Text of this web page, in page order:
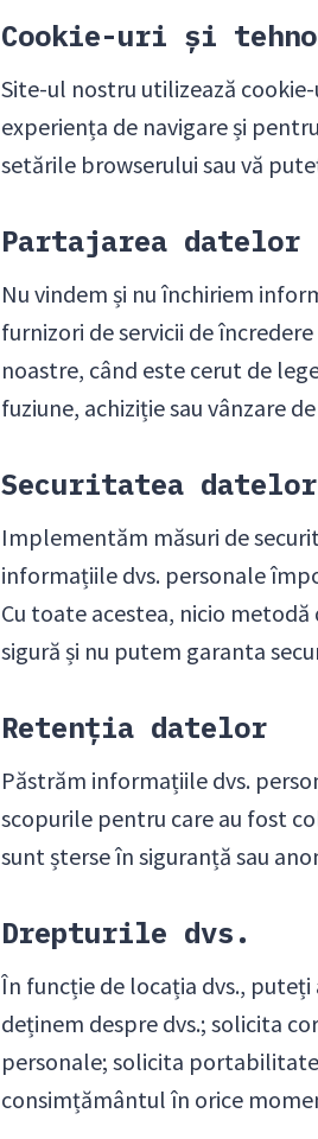
Cookie-uri și
Site-ul nostru utilizează
experiența de navigare și
setările browserului sau vă
Partajarea datelor
Nu vindem și nu închiriem
furnizori de servicii de
noastre, când este cerut de
fuziune, achiziție sau vânzare
Securitatea datelor
Implementăm măsuri de
informațiile dvs. personale
Cu toate acestea, nicio
sigură și nu putem garanta
Retenția datelor
Păstrăm informațiile dvs.
scopurile pentru care au fost
sunt șterse în siguranță sau
Drepturile dvs.
În funcție de locația dvs.,
deținem despre dvs.; solicita
personale; solicita
consimțământul în orice